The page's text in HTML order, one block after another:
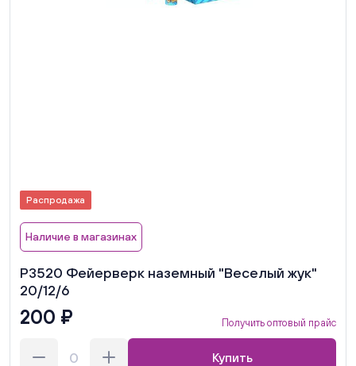
Распродажа
Наличие в магазинах
Р3520 Фейерверк наземный "Веселый жук"
20/12/6
200 ₽ Получить оптовый прайс
Купить